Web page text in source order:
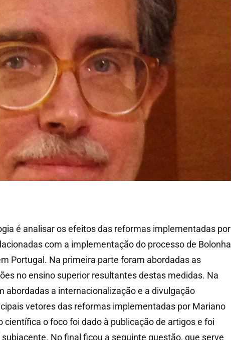
é analisar os efeitos das reformas implementadas por
com a implementação do processo de Bolonha
Portugal. Na primeira parte foram abordadas as
no ensino superior resultantes destas medidas. Na
abordadas a internacionalização e a divulgação
vetores das reformas implementadas por Mariano
científica o foco foi dado à publicação de artigos e foi
No final ficou a seguinte questão, que serve